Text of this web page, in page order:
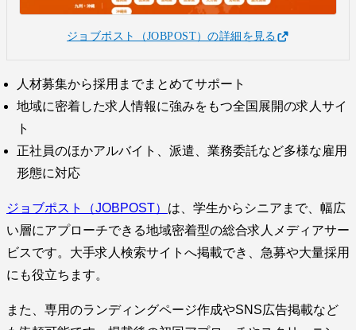
ジョブポスト（JOBPOST）の詳細を見る
人材募集から採用までまとめてサポート
地域に密着した求人情報に強みをもつ全国展開の求人サイ
ト
正社員のほかアルバイト、派遣、業務委託など多様な雇用
形態に対応
ジョブポスト（JOBPOST） は、学生からシニアまで、幅広
い層にアプローチできる地域密着型の総合求人メディアサー
ビスです。大手求人検索サイトへ掲載でき、急募や大量採用
にも役立ちます。
また、専用のランディングページ作成やSNS広告掲載など